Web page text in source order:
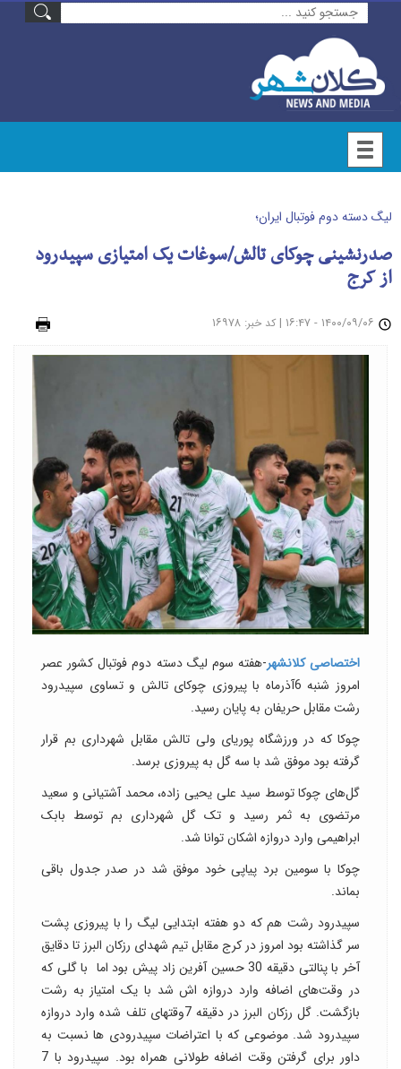
لیگ دسته دوم فوتبال ایران؛
صدرنشینی چوکای تالش/سوغات یک امتیازی سپیدرود
از کرج
| کد خبر: ۱۶۹۷۸
اختصاصی کلانشهر-هفته سوم لیگ دسته دوم فوتبال کشور عصر
امروز شنبه 6آذرماه با پیروزی چوکای تالش و تساوی سپیدرود
رشت مقابل حریفان به پایان رسید.
چوکا که در ورزشگاه پوریای ولی تالش مقابل شهرداری بم قرار
گرفته بود موفق شد با سه گل به پیروزی برسد.
گل‌های چوکا توسط سید علی یحیی زاده، محمد آشتیانی و سعید
مرتضوی به ثمر رسید و تک گل شهرداری بم توسط بابک
ابراهیمی وارد دروازه اشکان توانا شد.
چوکا با سومین برد پیاپی خود موفق شد در صدر جدول باقی
بماند.
سپیدرود رشت هم که دو هفته ابتدایی لیگ را با پیروزی پشت
سر گذاشته بود امروز در کرج مقابل تیم شهدای رزکان البرز تا دقایق
آخر با پنالتی دقیقه 30 حسین آفرین زاد پیش بود اما با گلی که
در وقت‌های اضافه وارد دروازه اش شد با یک امتیاز به رشت
بازگشت. گل رزکان البرز در دقیقه 7وقتهای تلف شده وارد دروازه
سپیدرود شد. موضوعی که با اعتراضات سپیدرودی ها نسبت به
داور برای گرفتن وقت اضافه طولانی همراه بود. سپیدرود با 7